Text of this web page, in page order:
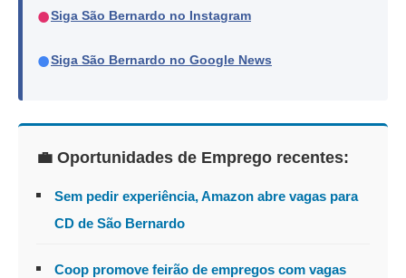
●Siga São Bernardo no Instagram
●Siga São Bernardo no Google News
💼 Oportunidades de Emprego recentes:
Sem pedir experiência, Amazon abre vagas para
CD de São Bernardo
Coop promove feirão de empregos com vagas